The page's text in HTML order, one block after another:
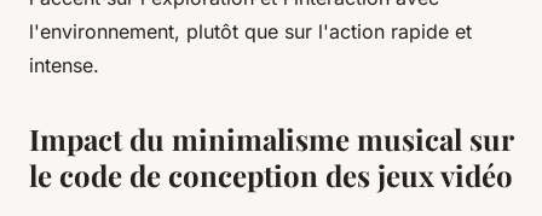
l'environnement, plutôt que sur l'action rapide et
intense.
Impact du minimalisme musical sur
le code de conception des jeux vidéo